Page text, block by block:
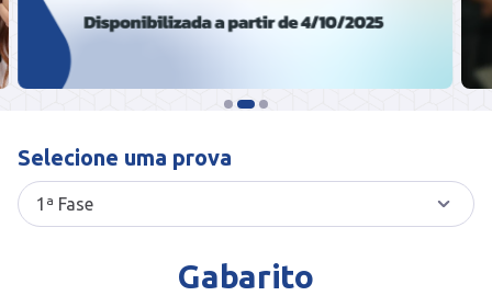
Selecione uma prova
Gabarito